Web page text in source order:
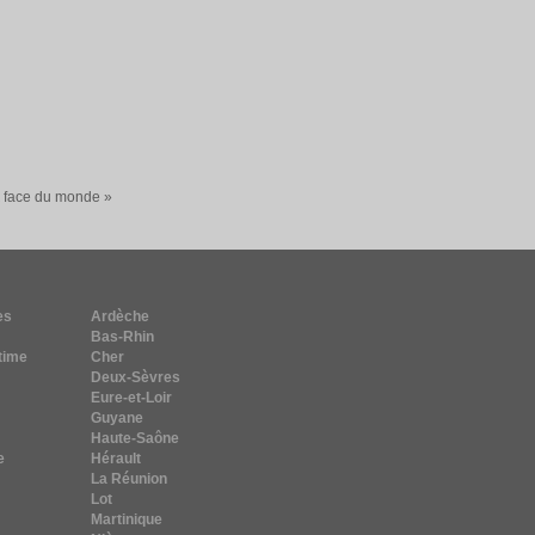
du monde »
Ardèche
Bas-Rhin
Cher
Deux-Sèvres
Eure-et-Loir
Guyane
Haute-Saône
Hérault
La Réunion
Lot
Martinique